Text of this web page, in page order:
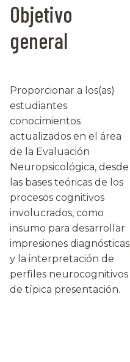
Objetivo
general
Proporcionar a los(as)
estudiantes
conocimientos
actualizados en el área
de la Evaluación
Neuropsicológica, desde
las bases teóricas de los
procesos cognitivos
involucrados, como
insumo para desarrollar
impresiones diagnósticas
y la interpretación de
perfiles neurocognitivos
de típica presentación.